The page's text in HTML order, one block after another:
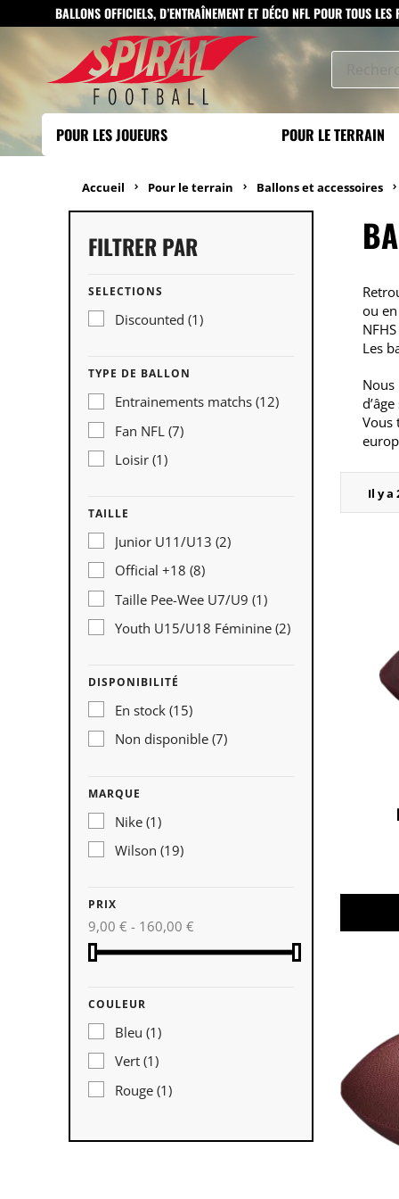
BALLONS OFFICIELS, D’ENTRAÎNEMENT ET DÉCO NFL POUR TOUS LES
POUR LES JOUEURS POUR LE TERRAIN
Accueil Pour le terrain Ballons et accessoires
FILTRER PAR
SELECTIONS
Discounted (1)
TYPE DE BALLON
Entrainements matchs (12)
Fan NFL (7)
Loisir (1)
TAILLE
Junior U11/U13 (2)
Official +18 (8)
Taille Pee-Wee U7/U9 (1)
Youth U15/U18 Féminine (2)
DISPONIBILITÉ
En stock (15)
Non disponible (7)
MARQUE
Nike (1)
Wilson (19)
PRIX
9,00 € - 160,00 €
COULEUR
Bleu (1)
Vert (1)
Rouge (1)
ou
Les
Nous
Vous
Il y a